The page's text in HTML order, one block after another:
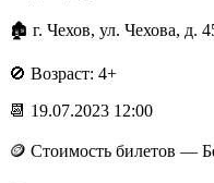
🏚 г. Чехов, ул. Чехова, д.
🚫 Возраст: 4+
📆 19.07.2023 12:00
🪙 Стоимость билетов —